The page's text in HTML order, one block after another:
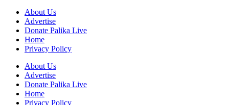
About Us
Advertise
Donate Palika Live
Home
Privacy Policy
About Us
Advertise
Donate Palika Live
Home
Privacy Policy